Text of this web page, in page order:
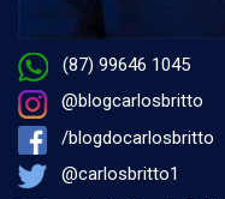
(87) 99646 1045
@blogcarlosbritto
/blogdocarlosbritto
@carlosbritto1